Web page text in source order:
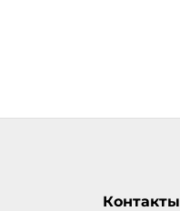
Контакты